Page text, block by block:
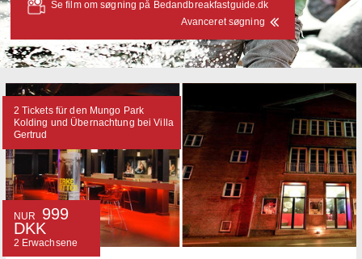
Avanceret søgning
Se film om søgning på Bedandbreakfastguide.dk
2 Tickets für den Mungo Park
Kolding und Übernachtung bei Villa
Gertrud
NUR
999
DKK
2 Erwachsene